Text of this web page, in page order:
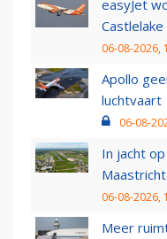
easyJet
06-08-2026,
Apollo
luchtvaart
06-08-
In jacht
06-08-2026,
Meer